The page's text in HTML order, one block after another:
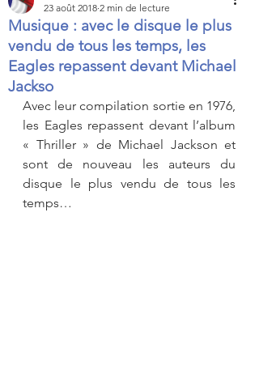
Musique : avec le disque le plus
vendu de tous les temps, les
Eagles repassent devant Michael
Jackso
23 août 2018 2 min de lecture
Avec leur compilation sortie en 1976,
les Eagles repassent devant l’album
« Thriller » de Michael Jackson et
sont de nouveau les auteurs du
disque le plus vendu de tous les
temps…